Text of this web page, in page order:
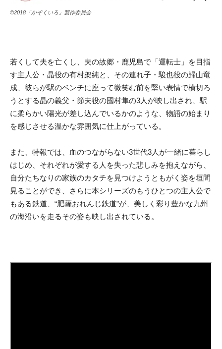
©2018「かぞくいろ」製作委員会
若くして夫を亡くし
、夫の故郷・鹿児島で「運転士」を目指
す主人公・ 晶役の有村架純と、その連れ子・駿也役の歸山竜
成、彼らが駅のベンチに座って微笑む前を堅い表情で横切ろ
うとする晶の義父・ 節夫役の國村隼の3人が映し出され、駅
に柔らかい陽光が差し込んでいるかのような、物語の始まり
を感じさせる温かな雰囲気に仕上がっている。
また、特報では、血のつながらない3世代3人が一緒に暮らし
はじめ、それぞれが愛する人を失った悲しみを抱えながら、
自分たちなりの家族のカタチを見つけようともがく姿を垣間
見ることができ、
さらに本シリーズのもうひとつの主人公で
もある鉄道、“肥薩おれんじ鉄道”が、美しく彩り豊かな九州
の海沿いを走るその姿も映し出されている。